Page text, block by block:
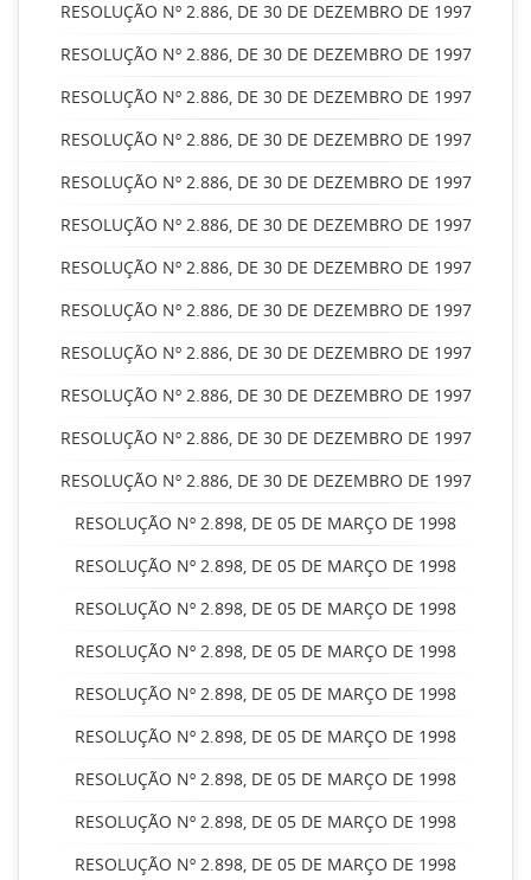
RESOLUÇÃO Nº 2.886, DE 30 DE DEZEMBRO DE 1997
RESOLUÇÃO Nº 2.886, DE 30 DE DEZEMBRO DE 1997
RESOLUÇÃO Nº 2.886, DE 30 DE DEZEMBRO DE 1997
RESOLUÇÃO Nº 2.886, DE 30 DE DEZEMBRO DE 1997
RESOLUÇÃO Nº 2.886, DE 30 DE DEZEMBRO DE 1997
RESOLUÇÃO Nº 2.886, DE 30 DE DEZEMBRO DE 1997
RESOLUÇÃO Nº 2.886, DE 30 DE DEZEMBRO DE 1997
RESOLUÇÃO Nº 2.886, DE 30 DE DEZEMBRO DE 1997
RESOLUÇÃO Nº 2.886, DE 30 DE DEZEMBRO DE 1997
RESOLUÇÃO Nº 2.886, DE 30 DE DEZEMBRO DE 1997
RESOLUÇÃO Nº 2.886, DE 30 DE DEZEMBRO DE 1997
RESOLUÇÃO Nº 2.886, DE 30 DE DEZEMBRO DE 1997
RESOLUÇÃO Nº 2.898, DE 05 DE MARÇO DE 1998
RESOLUÇÃO Nº 2.898, DE 05 DE MARÇO DE 1998
RESOLUÇÃO Nº 2.898, DE 05 DE MARÇO DE 1998
RESOLUÇÃO Nº 2.898, DE 05 DE MARÇO DE 1998
RESOLUÇÃO Nº 2.898, DE 05 DE MARÇO DE 1998
RESOLUÇÃO Nº 2.898, DE 05 DE MARÇO DE 1998
RESOLUÇÃO Nº 2.898, DE 05 DE MARÇO DE 1998
RESOLUÇÃO Nº 2.898, DE 05 DE MARÇO DE 1998
RESOLUÇÃO Nº 2.898, DE 05 DE MARÇO DE 1998